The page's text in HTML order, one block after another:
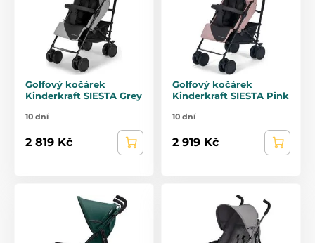
Golfový kočárek
Kinderkraft SIESTA Grey
10 dní
2 819 Kč
Golfový kočárek
Kinderkraft SIESTA Pink
10 dní
2 919 Kč